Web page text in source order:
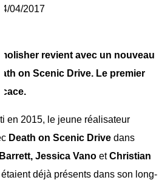
24/04/2017
revient avec un nouveau
on Scenic Drive. Le premier
en 2015, le jeune réalisateur
Death on Scenic Drive dans
Jessica Vano etChristian
déjà présents dans son long-